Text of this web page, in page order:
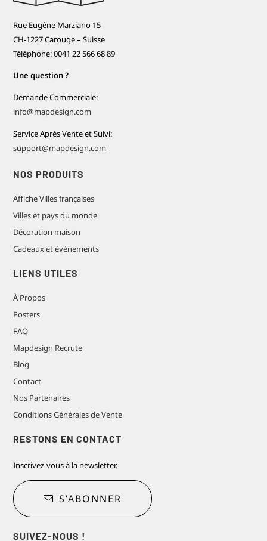
Rue Eugène Marziano 15
CH-1227 Carouge – Suisse
Téléphone: 0041 22 566 68 89
Une question ?
Demande Commerciale:
info@mapdesign.com
Service Après Vente et Suivi:
support@mapdesign.com
NOS PRODUITS
Affiche Villes françaises
Villes et pays du monde
Décoration maison
Cadeaux et événements
LIENS UTILES
À Propos
Posters
FAQ
Mapdesign Recrute
Blog
Contact
Nos Partenaires
Conditions Générales de Vente
RESTONS EN CONTACT
Inscrivez-vous à la newsletter.
S’ABONNER
SUIVEZ-NOUS !